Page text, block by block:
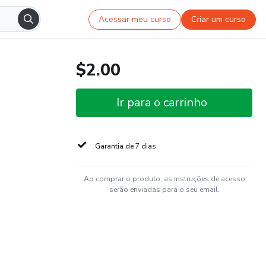
Acessar meu curso Criar um curso
$2.00
Ir para o carrinho
Garantia de 7 dias
Ao comprar o produto, as instruções de acesso
serão enviadas para o seu email.